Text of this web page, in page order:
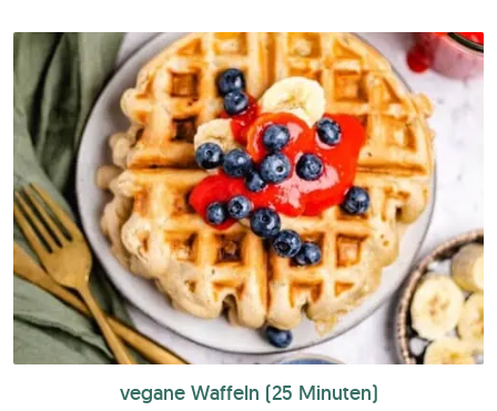
vegane Waffeln (25 Minuten)